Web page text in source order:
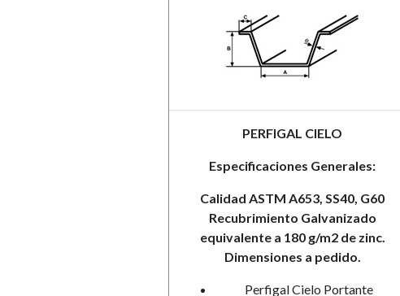
PERFIGAL CIELO
Especificaciones Generales:
Calidad ASTM A653, SS40, G60
Recubrimiento Galvanizado
equivalente a 180 g/m2 de zinc.
Dimensiones a pedido.
Perfigal Cielo Portante